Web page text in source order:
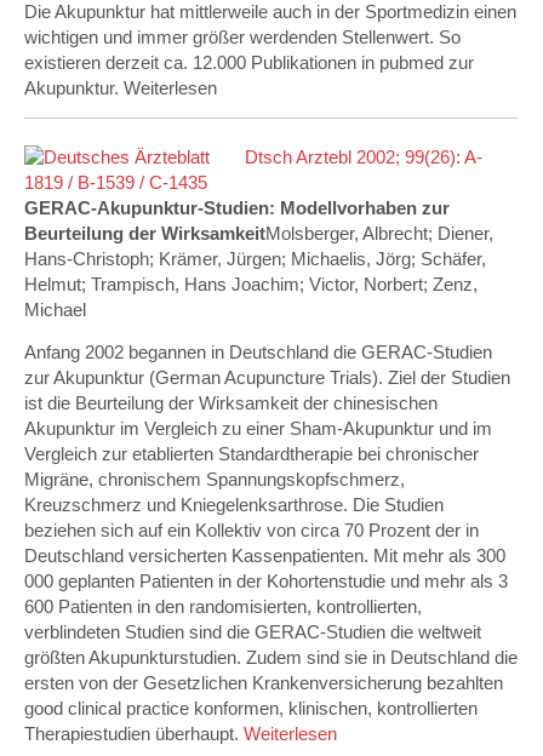
Die Akupunktur hat mittlerweile auch in der Sportmedizin einen
wichtigen und immer größer werdenden Stellenwert. So
existieren derzeit ca. 12.000 Publikationen in pubmed zur
Akupunktur. Weiterlesen
Dtsch Arztebl 2002; 99(26): A-
1819 / B-1539 / C-1435
GERAC-Akupunktur-Studien: Modellvorhaben zur
Beurteilung der WirksamkeitMolsberger, Albrecht; Diener,
Hans-Christoph; Krämer, Jürgen; Michaelis, Jörg; Schäfer,
Helmut; Trampisch, Hans Joachim; Victor, Norbert; Zenz,
Michael
Anfang 2002 begannen in Deutschland die GERAC-Studien
zur Akupunktur (German Acupuncture Trials). Ziel der Studien
ist die Beurteilung der Wirksamkeit der chinesischen
Akupunktur im Vergleich zu einer Sham-Akupunktur und im
Vergleich zur etablierten Standardtherapie bei chronischer
Migräne, chronischem Spannungskopfschmerz,
Kreuzschmerz und Kniegelenksarthrose. Die Studien
beziehen sich auf ein Kollektiv von circa 70 Prozent der in
Deutschland versicherten Kassenpatienten. Mit mehr als 300
000 geplanten Patienten in der Kohortenstudie und mehr als 3
600 Patienten in den randomisierten, kontrollierten,
verblindeten Studien sind die GERAC-Studien die weltweit
größten Akupunkturstudien. Zudem sind sie in Deutschland die
ersten von der Gesetzlichen Kran­ken­ver­siche­rung bezahlten
good clinical practice konformen, klinischen, kontrollierten
Therapiestudien überhaupt. Weiterlesen